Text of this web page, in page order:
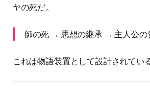
ヤの死だ。
師の死 → 思想の継承 → 主人公の
これは物語装置として設計されている